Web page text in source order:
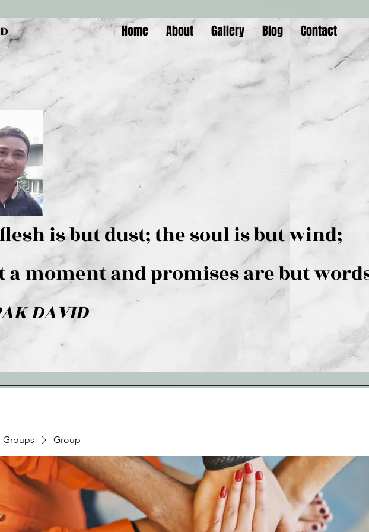
Home About Gallery Blog Contact
flesh is but dust; the
a moment and promises are but
DAVID
Groups Group